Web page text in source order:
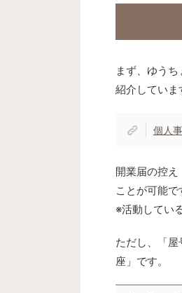
まず、ゆう
紹介していま
個人
開業届の控
ことが可能で
※活動してい
ただし、「
座」です。